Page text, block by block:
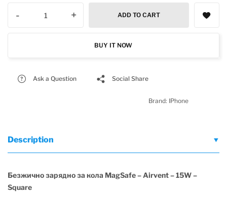
- + ADD TO CART
BUY IT NOW
Ask a Question Social Share
Brand: IPhone
Description
Безжично зарядно за кола MagSafe – Airvent – 15W –
Square